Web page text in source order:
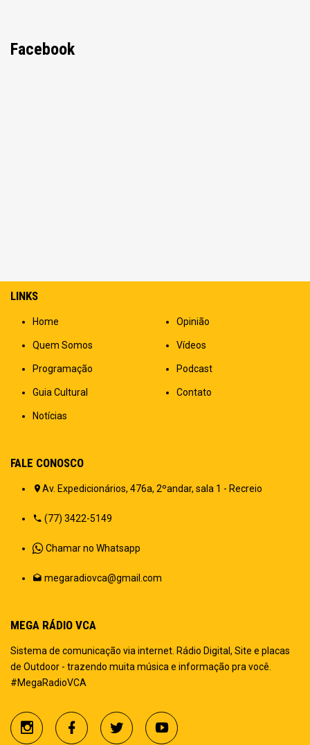
Facebook
LINKS
Home
Quem Somos
Programação
Guia Cultural
Notícias
Opinião
Vídeos
Podcast
Contato
FALE CONOSCO
Av. Expedicionários, 476a, 2ºandar, sala 1 - Recreio
(77) 3422-5149
Chamar no Whatsapp
megaradiovca@gmail.com
MEGA RÁDIO VCA
Sistema de comunicação via internet. Rádio Digital, Site e placas
de Outdoor - trazendo muita música e informação pra você.
#MegaRadioVCA